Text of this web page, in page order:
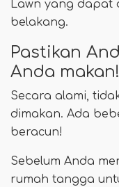
Lawn yang dapat
belakang.
Pastikan
Anda makan!
Secara alami,
dimakan. Ada
beracun!
Sebelum Anda
rumah tangga